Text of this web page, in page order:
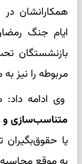
همکارانشان
ایام جنگ
بازنشستگان
مربوطه را نیز
وی ادامه
متناسب‌سازی
یا